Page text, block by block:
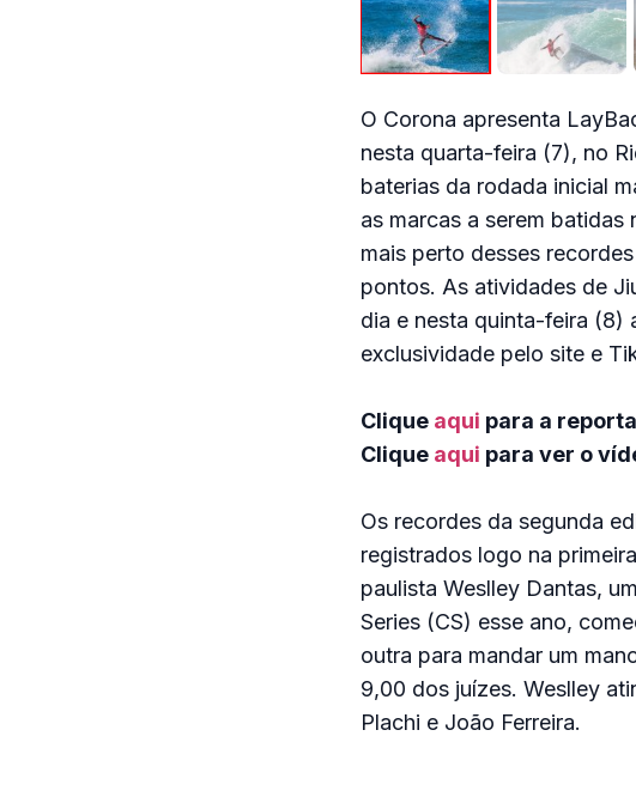
O Corona apresenta
nesta quarta-feira (7), no
baterias da rodada inicial
as marcas a serem batidas
mais perto desses
pontos. As atividades de
dia e nesta quinta-feira (8)
exclusividade pelo site e
Clique aqui para a
Clique aqui para ver o
Os recordes da segunda
registrados logo na
paulista Weslley Dantas,
Series (CS) esse ano,
outra para mandar um
9,00 dos juízes. Weslley
Plachi e João Ferreira.